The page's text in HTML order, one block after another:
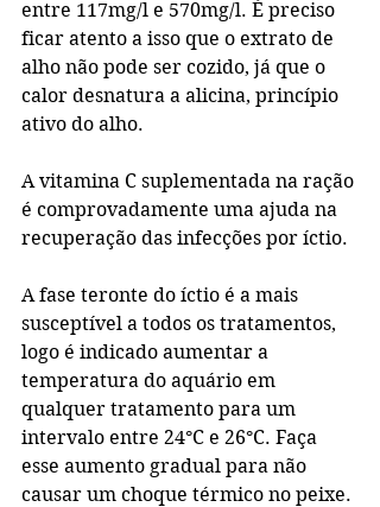
entre 117mg/l e 570mg/l. É preciso
ficar atento a isso que o extrato de
alho não pode ser cozido, já que o
calor desnatura a alicina, princípio
ativo do alho.
A vitamina C suplementada na ração
é comprovadamente uma ajuda na
recuperação das infecções por íctio.
A fase teronte do íctio é a mais
susceptível a todos os tratamentos,
logo é indicado aumentar a
temperatura do aquário em
qualquer tratamento para um
intervalo entre 24°C e 26°C. Faça
esse aumento gradual para não
causar um choque térmico no peixe.